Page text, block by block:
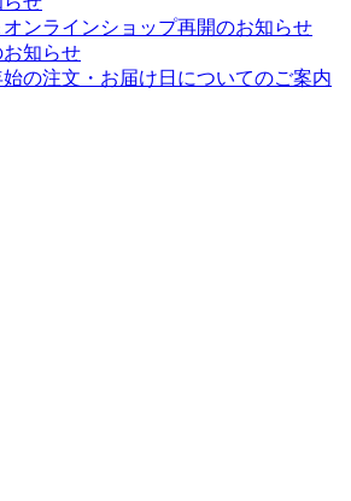
ンラインショップ再開のお知らせ
知らせ
始の注文・お届け日についてのご案内